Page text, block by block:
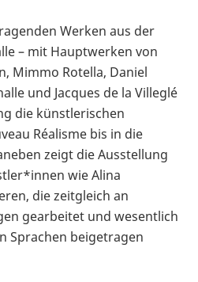
Werken aus der
– mit Hauptwerken von
Mimmo Rotella, Daniel
und Jacques de la Villeglé
die künstlerischen
Réalisme bis in die
zeigt die Ausstellung
wie Alina
die zeitgleich an
gearbeitet und wesentlich
Sprachen beigetragen